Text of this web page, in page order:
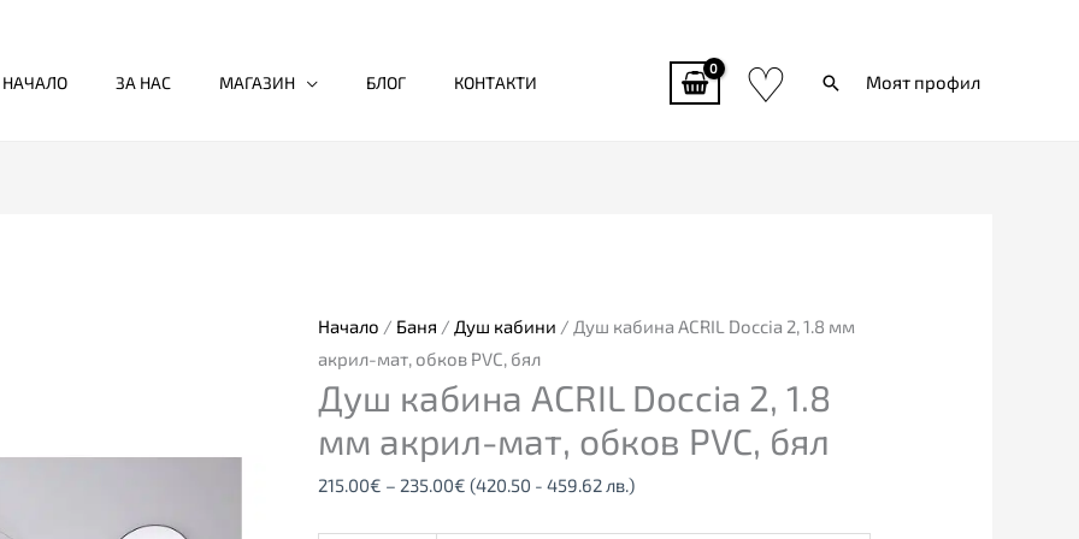
НАЧАЛО ЗА НАС МАГАЗИН БЛОГ КОНТАКТИ ♡ ТърсиМоят профил
Начало / Баня / Душ кабини / Душ кабина ACRIL Doccia 2, 1.8 мм
акрил-мат, обков PVC, бял
Душ кабина ACRIL Doccia 2, 1.8
мм акрил-мат, обков PVC, бял
215.00€ – 235.00€
through
235.00€
(420.50 - 459.62 лв.)
кабина
ACRIL
Doccia
2,
1.8
мм